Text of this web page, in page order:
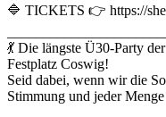
🔷 TICKETS 👉 https://
💃 Die längste Ü30-Party
Festplatz Coswig!
Seid dabei, wenn wir die
Stimmung und jeder